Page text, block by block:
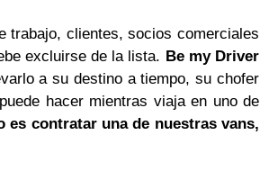
trabajo, clientes, socios comerciales
excluirse de la lista. Be my Driver
a su destino a tiempo, su chofer
hacer mientras viaja en uno de
contratar una de nuestras vans,